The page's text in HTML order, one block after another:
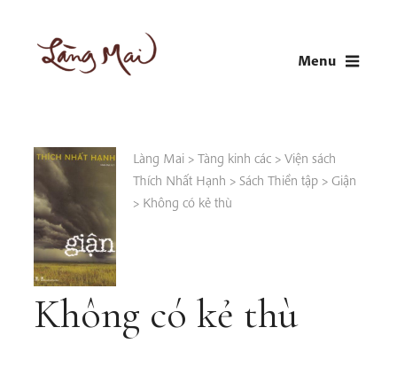
content
Menu
Làng Mai> Tàng kinh các> Viện sách
Thích Nhất Hạnh > Sách Thiền tập> Giận
> Không có kẻ thù
Không có kẻ thù